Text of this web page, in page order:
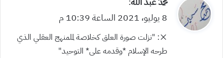
ق
و
ل
8 يوليو، 2021 الساعة 10:39 م
❌️: “نزلت صورة العلق كخلاصة لملمنهج العقلي الذي
طرحه الإسلام *وقدمه على* التوحيد”